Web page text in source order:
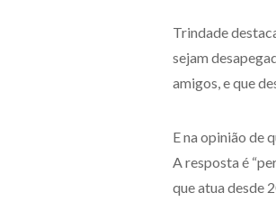
Trindade
sejam
amigos, e que
E na opinião de
A resposta é
que atua desde